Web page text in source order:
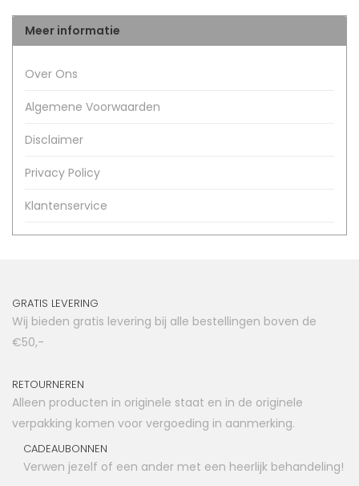
Meer informatie
Over Ons
Algemene Voorwaarden
Disclaimer
Privacy Policy
Klantenservice
GRATIS LEVERING
Wij bieden gratis levering bij alle bestellingen boven de
€50,-
RETOURNEREN
Alleen producten in originele staat en in de originele
verpakking komen voor vergoeding in aanmerking.
CADEAUBONNEN
Verwen jezelf of een ander met een heerlijk behandeling!